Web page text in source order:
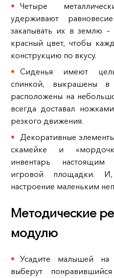
Четыре
удерживают
закапывать их в землю
красный цвет, чтобы
конструкцию по вкусу.
Сиденья имеют
спинкой, выкрашены
расположены на
всегда доставал
резкого движения.
Декоративные
скамейке и
инвентарь
игровой площадки.
настроение маленьким
Методические
модулю
Усадите малышей на
выберут